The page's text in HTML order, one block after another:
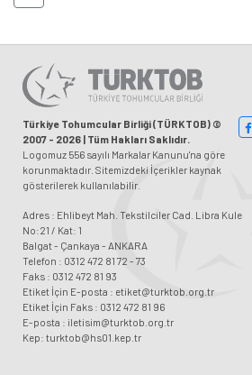
Türkiye Tohumcular Birliği (TÜRKTOB) ©
2007 - 2026 | Tüm Hakları Saklıdır.
Logomuz 556 sayılı Markalar Kanunu'na göre
korunmaktadır. Sitemizdeki İçerikler kaynak
gösterilerek kullanılabilir.
Adres : Ehlibeyt Mah. Tekstilciler Cad. Libra Kule
No:21 / Kat: 1
Balgat - Çankaya - ANKARA
Telefon : 0312 472 81 72 - 73
Faks : 0312 472 81 93
Etiket İçin E-posta : etiket@turktob.org.tr
Etiket İçin Faks : 0312 472 81 96
E-posta : iletisim@turktob.org.tr
Kep: turktob@hs01.kep.tr